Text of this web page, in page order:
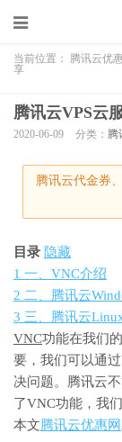
当前位置： 腾讯云优
享
腾讯云VPS云
2020-06-09 分类： 腾
腾讯云代金券
目录 隐藏
1 一、VNC介绍
2 二、腾讯云
3 三、腾讯云
VNC功能在我们
要，我们可以通
决问题。腾讯云
了VNC功能，我
本文腾讯云优惠网